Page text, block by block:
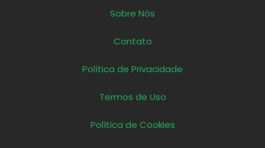
Sobre Nós
Contato
Política de Privacidade
Termos de Uso
Política de Cookies